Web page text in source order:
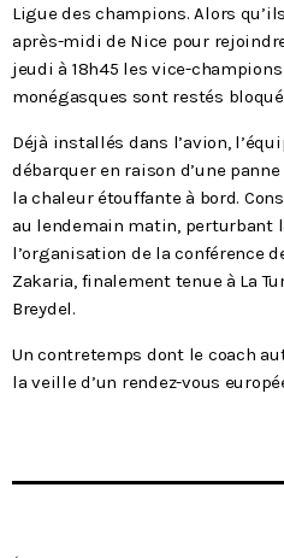
Podcasts
L’équipe
Contact
Contacts
Ligue des champions. Alors
après-midi de Nice pour
jeudi à 18h45 les vice-
monégasques sont restés
Déjà installés dans l’avion,
débarquer en raison d’une
la chaleur étouffante à bord.
au lendemain matin, perturbant
l’organisation de la conférence
Zakaria, finalement tenue à La
Breydel.
Un contretemps dont le coach
la veille d’un rendez-vous